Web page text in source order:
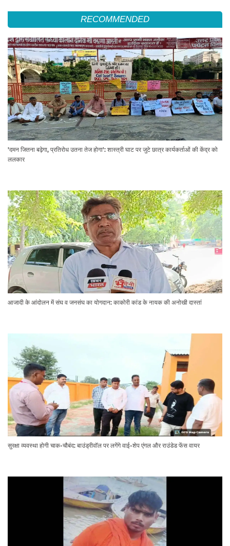
RECOMMENDED
'दमन जितना बढ़ेगा, प्रतिरोध उतना तेज होगा': शास्त्री घाट पर जुटे छात्र कार्यकर्ताओं की केंद्र को
ललकार
आजादी के आंदोलन में संघ व जनसंघ का योगदान: काकोरी कांड के नायक की अनोखी दास्तां
सुरक्षा व्यवस्था होगी चाक-चौबंद: बाउंड्रीवॉल पर लगेंगे वाई-शेप एंगल और राउंडेड फेंस वायर